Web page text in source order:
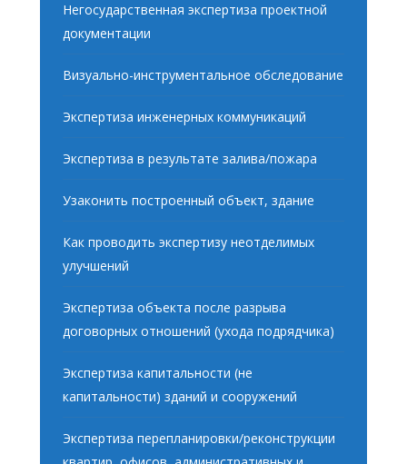
Негосударственная экспертиза проектной
документации
Визуально-инструментальное обследование
Экспертиза инженерных коммуникаций
Экспертиза в результате залива/пожара
Узаконить построенный объект, здание
Как проводить экспертизу неотделимых
улучшений
Экспертиза объекта после разрыва
договорных отношений (ухода подрядчика)
Экспертиза капитальности (не
капитальности) зданий и сооружений
Экспертиза перепланировки/реконструкции